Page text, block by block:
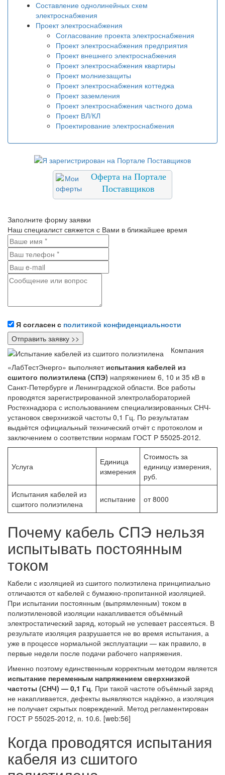
Составление однолинейных схем
электроснабжения
Проект электроснабжения
Согласование проекта электроснабжения
Проект электроснабжения предприятия
Проект внешнего электроснабжения
Проект электроснабжения квартиры
Проект молниезащиты
Проект электроснабжения коттеджа
Проект заземления
Проект электроснабжения частного дома
Проект ВЛ/КЛ
Проектирование электроснабжения
Оферта на Портале
Поставщиков
Заполните форму заявки
Наш специалист свяжется с Вами в ближайшее время
Я согласен с политикой конфиденциальности
Компания
«ЛабТестЭнерго» выполняет испытания кабелей из
сшитого полиэтилена (СПЭ) напряжением 6, 10 и 35 кВ в
Санкт-Петербурге и Ленинградской области. Все работы
проводятся зарегистрированной электролабораторией
Ростехнадзора с использованием специализированных СНЧ-
установок сверхнизкой частоты 0,1 Гц. По результатам
выдаётся официальный технический отчёт с протоколом и
заключением о соответствии нормам ГОСТ Р 55025-2012.
Услуга
Единица
измерения
Стоимость за
единицу измерения,
руб.
Испытания кабелей из
сшитого полиэтилена
испытание от 8000
Почему кабель СПЭ нельзя
испытывать постоянным
током
Кабели с изоляцией из сшитого полиэтилена принципиально
отличаются от кабелей с бумажно-пропитанной изоляцией.
При испытании постоянным (выпрямленным) током в
полиэтиленовой изоляции накапливается объёмный
электростатический заряд, который не успевает рассеяться. В
результате изоляция разрушается не во время испытания, а
уже в процессе нормальной эксплуатации — как правило, в
первые недели после подачи рабочего напряжения.
Именно поэтому единственным корректным методом является
испытание переменным напряжением сверхнизкой
частоты (СНЧ) — 0,1 Гц. При такой частоте объёмный заряд
не накапливается, дефекты выявляются надёжно, а изоляция
не получает скрытых повреждений. Метод регламентирован
ГОСТ Р 55025-2012, п. 10.6. [web:56]
Когда проводятся испытания
кабеля из сшитого